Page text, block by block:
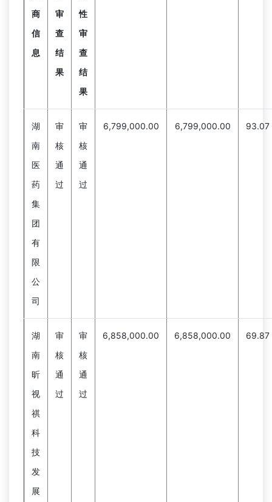
商
信
息
审
查
结
果
性
审
查
结
果
湖
南
医
药
集
团
有
限
公
司
审
核
通
过
审
核
通
过
6,799,000.00 6,799,000.00 93.07
湖
南
昕
视
祺
科
技
发
展
审
核
通
过
审
核
通
过
6,858,000.00 6,858,000.00 69.87